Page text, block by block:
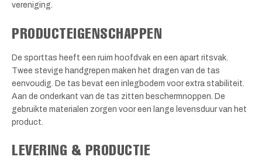
vereniging.
PRODUCTEIGENSCHAPPEN
De sporttas heeft een ruim hoofdvak en een apart ritsvak.
Twee stevige handgrepen maken het dragen van de tas
eenvoudig. De tas bevat een inlegbodem voor extra stabiliteit.
Aan de onderkant van de tas zitten beschermnoppen. De
gebruikte materialen zorgen voor een lange levensduur van het
product.
LEVERING & PRODUCTIE